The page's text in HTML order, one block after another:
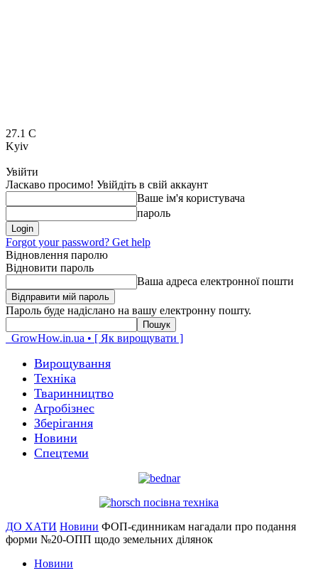
27.1 C
Kyiv
Увійти
Ласкаво просимо! Увійдіть в свій аккаунт
Ваше ім'я користувача
пароль
Forgot your password? Get help
Відновлення паролю
Відновити пароль
Ваша адреса електронної пошти
Пароль буде надіслано на вашу електронну пошту.
GrowHow.in.ua • [ Як вирощувати ]
Вирощування
Техніка
Тваринництво
Агробізнес
Зберігання
Новини
Спецтеми
ДО ХАТИ Новини ФОП-єдинникам нагадали про подання
форми №20-ОПП щодо земельних ділянок
Новини